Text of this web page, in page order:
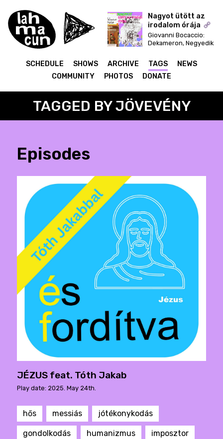
ON AIR
Nagyot ütött az
irodalom órája
Giovanni Bocaccio:
Dekameron, Negyedik
ötödik nap bevezetés
és első-második
novellák
SCHEDULE SHOWS ARCHIVE TAGS
NEWS
COMMUNITY
PHOTOS DONATE
TAGGED BY JÖVEVÉNY
Episodes
JÉZUS feat. Tóth Jakab
Play date: 2025. May 24th.
hős messiás jótékonykodás
gondolkodás humanizmus imposztor